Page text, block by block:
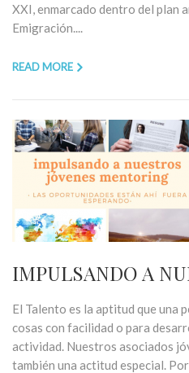
XXI, enmarcado dentro del plan
Emigración....
READ MORE
IMPULSANDO A
El Talento es la aptitud que una
cosas con facilidad o para
actividad. Nuestros asociados
también una actitud especial.